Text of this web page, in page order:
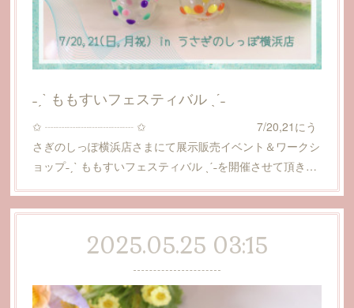
˗ˏˋ ももすいフェスティバル ˎˊ˗
✩ ┈┈┈┈┈┈┈┈ ✩ 7/20,21にう
さぎのしっぽ横浜店さまにて展示販売イベント＆ワークシ
ョップ˗ˏˋ ももすいフェスティバル ˎˊ˗を開催させて頂き…
2025.05.25 03:15